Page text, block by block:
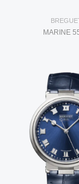
MARINE